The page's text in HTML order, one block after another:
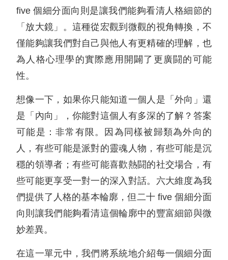
five 個細分面向則是讓我們能夠看清人格細節的
「放大鏡」。這種從宏觀到微觀的視角轉換，不
僅能夠讓我們對自己與他人有更精確的理解，也
為人格心理學的實際應用開闢了更廣闘的可能
性。
想像一下，如果你只能知道一個人是「外向」還
是「內向」，你能對這個人有多深的了解？答案
可能是：非常有限。因為同樣被歸類為外向的
人，有些可能是派對的靈魂人物，有些可能是沉
穩的領導者；有些可能喜歡熱闘的社交場合，有
些可能更享受一對一的深入對話。六大維度為我
們提供了人格的基本輪廓，但二十 five 個細分面
向則讓我們能夠看清這個輪廓中的豐富細節與微
妙差異。
在這一單元中，我們將系統地介紹每一個細分面